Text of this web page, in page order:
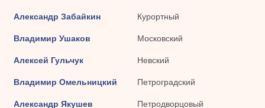
Александр Забайкин Курортный
Владимир Ушаков Московский
Алексей Гульчук Невский
Владимир Омельницкий Петроградский
Александр Якушев Петродворцовый